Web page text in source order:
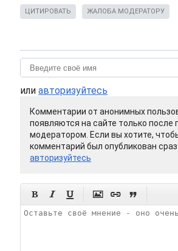
ЦИТИРОВАТЬ ЖАЛОБА МОДЕРАТОРУ
или авторизуйтесь
Комментарии от анонимных
появляются на сайте только после
модератором. Если вы хотите,
комментарий был опубликован
авторизуйтесь
     